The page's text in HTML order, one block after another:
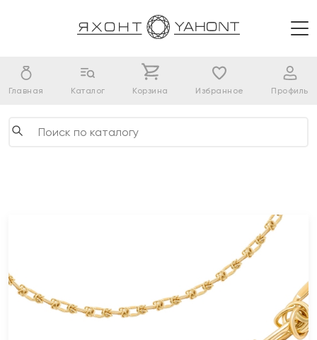
Главная Каталог Корзина Избранное Профиль